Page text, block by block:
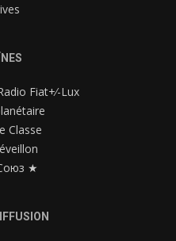
Fiat+⁄-Lux
Classe
★